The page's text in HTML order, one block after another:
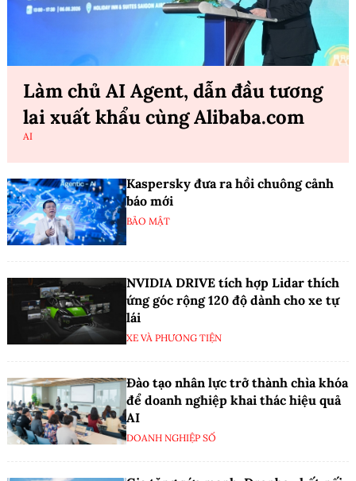
Làm chủ AI Agent, dẫn đầu tương
lai xuất khẩu cùng Alibaba.com
AI
Kaspersky đưa ra hồi chuông cảnh
báo mới
BẢO MẬT
NVIDIA DRIVE tích hợp Lidar thích
ứng góc rộng 120 độ dành cho xe tự
lái
XE VÀ PHƯƠNG TIỆN
Đào tạo nhân lực trở thành chìa khóa
để doanh nghiệp khai thác hiệu quả
AI
DOANH NGHIỆP SỐ